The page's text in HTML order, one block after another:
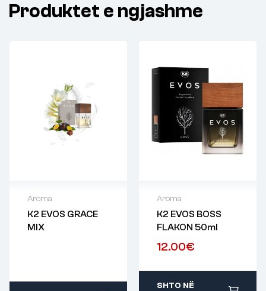
Produktet e ngjashme
Aroma
K2 EVOS GRACE
MIX
Aroma
K2 EVOS BOSS
FLAKON 50ml
12.00€
SHTO NË